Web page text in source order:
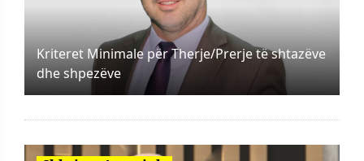
Kriteret Minimale për Therje/Prerje të shtazëve
dhe shpezëve